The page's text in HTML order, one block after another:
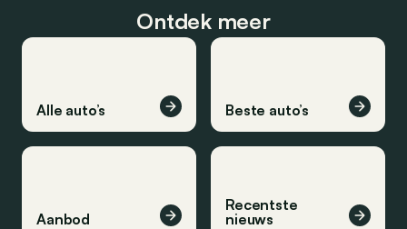
Ontdek meer
Alle auto’s Beste auto’s
Aanbod
Recentste
nieuws